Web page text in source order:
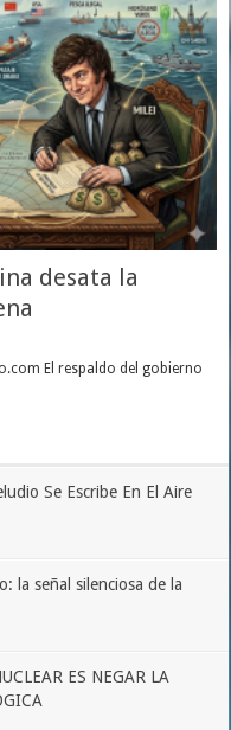
desata la
El respaldo del gobierno
Se Escribe En El Aire
la señal silenciosa de la
ES NEGAR LA